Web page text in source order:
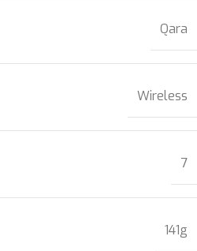
Qara
Wireless
7
141g